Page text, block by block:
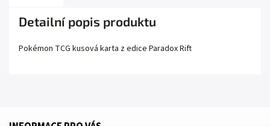
Detailní popis produktu
Pokémon TCG kusová karta z edice Paradox Rift